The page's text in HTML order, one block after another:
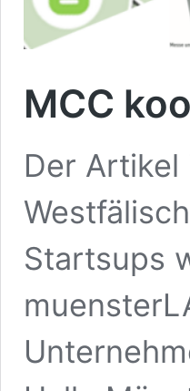
MCC
Der
Startsups